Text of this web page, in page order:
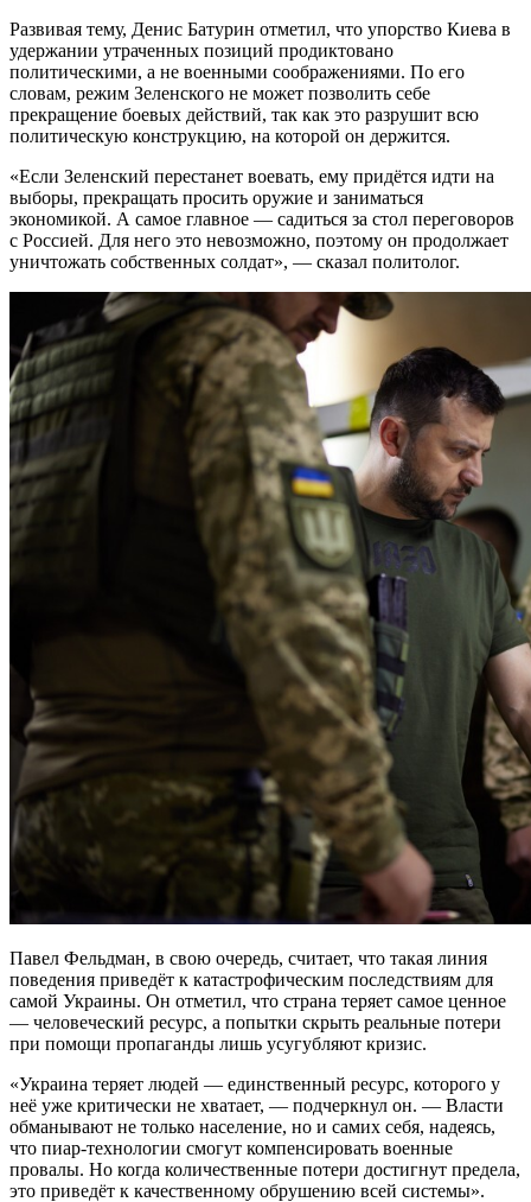
Развивая тему, Денис Батурин отметил, что упорство Киева в
удержании утраченных позиций продиктовано
политическими, а не военными соображениями. По его
словам, режим Зеленского не может позволить себе
прекращение боевых действий, так как это разрушит всю
политическую конструкцию, на которой он держится.
«Если Зеленский перестанет воевать, ему придётся идти на
выборы, прекращать просить оружие и заниматься
экономикой. А самое главное — садиться за стол переговоров
с Россией. Для него это невозможно, поэтому он продолжает
уничтожать собственных солдат», — сказал политолог.
Павел Фельдман, в свою очередь, считает, что такая линия
поведения приведёт к катастрофическим последствиям для
самой Украины. Он отметил, что страна теряет самое ценное
— человеческий ресурс, а попытки скрыть реальные потери
при помощи пропаганды лишь усугубляют кризис.
«Украина теряет людей — единственный ресурс, которого у
неё уже критически не хватает, — подчеркнул он. — Власти
обманывают не только население, но и самих себя, надеясь,
что пиар-технологии смогут компенсировать военные
провалы. Но когда количественные потери достигнут предела,
это приведёт к качественному обрушению всей системы».